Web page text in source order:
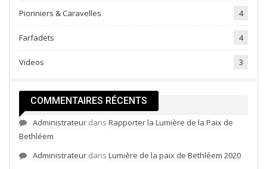
Pionniers & Caravelles 4
Farfadets 4
Videos 3
COMMENTAIRES RÉCENTS
Administrateur dans Rapporter la Lumière de la Paix de
Bethléem
Administrateur dans Lumière de la paix de Bethléem 2020